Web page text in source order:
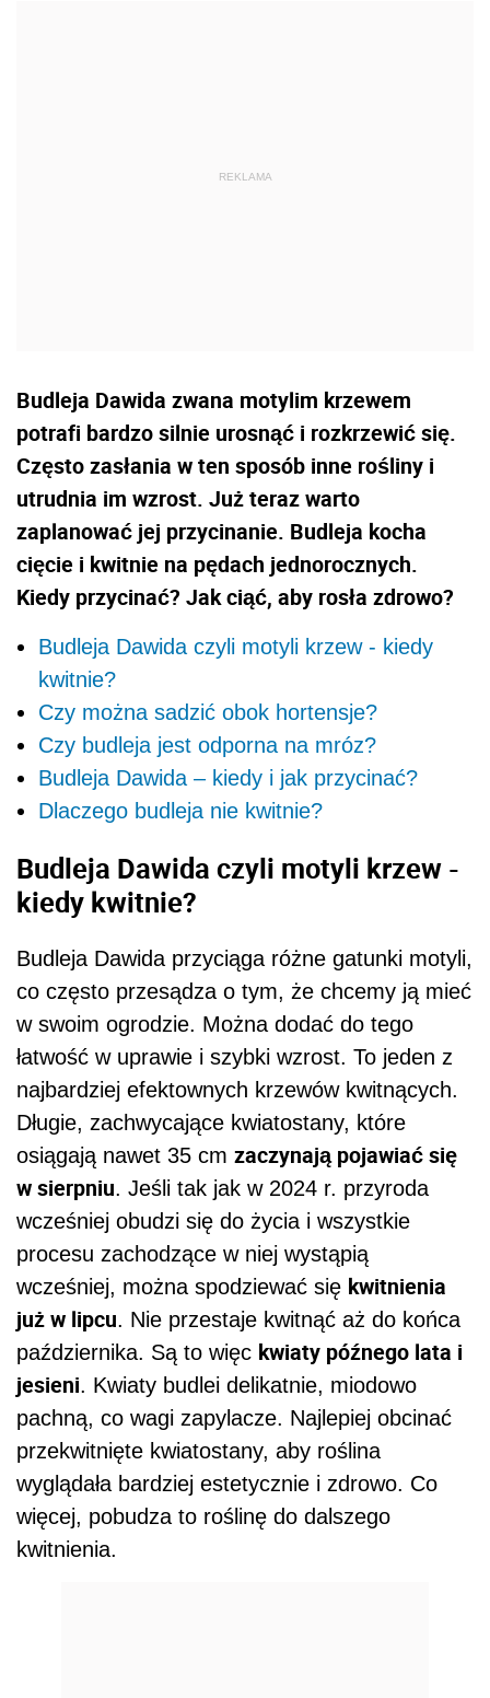
Budleja Dawida zwana motylim krzewem
potrafi bardzo silnie urosnąć i rozkrzewić się.
Często zasłania w ten sposób inne rośliny i
utrudnia im wzrost. Już teraz warto
zaplanować jej przycinanie. Budleja kocha
cięcie i kwitnie na pędach jednorocznych.
Kiedy przycinać? Jak ciąć, aby rosła zdrowo?
Budleja Dawida czyli motyli krzew - kiedy
kwitnie?
Czy można sadzić obok hortensje?
Czy budleja jest odporna na mróz?
Budleja Dawida – kiedy i jak przycinać?
Dlaczego budleja nie kwitnie?
Budleja Dawida czyli motyli krzew -
kiedy kwitnie?
Budleja Dawida przyciąga różne gatunki motyli,
co często przesądza o tym, że chcemy ją mieć
w swoim ogrodzie. Można dodać do tego
łatwość w uprawie i szybki wzrost. To jeden z
najbardziej efektownych krzewów kwitnących.
Długie, zachwycające kwiatostany, które
osiągają nawet 35 cm zaczynają pojawiać się
w sierpniu. Jeśli tak jak w 2024 r. przyroda
wcześniej obudzi się do życia i wszystkie
procesu zachodzące w niej wystąpią
wcześniej, można spodziewać się kwitnienia
już w lipcu. Nie przestaje kwitnąć aż do końca
października. Są to więc kwiaty późnego lata i
jesieni. Kwiaty budlei delikatnie, miodowo
pachną, co wagi zapylacze. Najlepiej obcinać
przekwitnięte kwiatostany, aby roślina
wyglądała bardziej estetycznie i zdrowo. Co
więcej, pobudza to roślinę do dalszego
kwitnienia.